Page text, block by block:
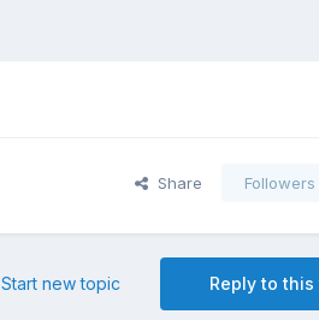
Share Followers
Reply to
Start new topic